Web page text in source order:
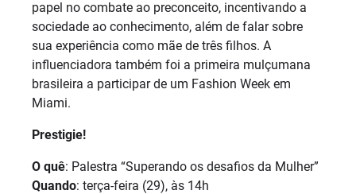
papel no combate ao preconceito, incentivando a
sociedade ao conhecimento, além de falar sobre
sua experiência como mãe de três filhos. A
influenciadora também foi a primeira mulçumana
brasileira a participar de um Fashion Week em
Miami.
Prestigie!
O quê: Palestra “Superando os desafios da Mulher”
Quando: terça-feira (29), às 14h